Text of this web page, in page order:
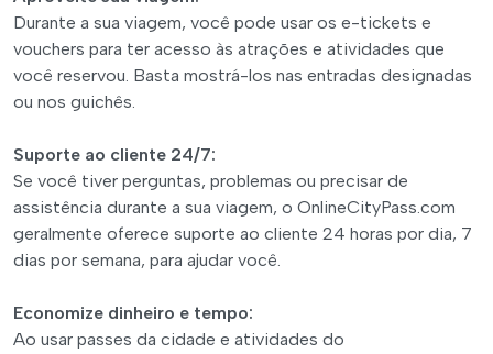
Durante a sua viagem, você pode usar os e-tickets e
vouchers para ter acesso às atrações e atividades que
você reservou. Basta mostrá-los nas entradas designadas
ou nos guichês.
Suporte ao cliente 24/7:
Se você tiver perguntas, problemas ou precisar de
assistência durante a sua viagem, o OnlineCityPass.com
geralmente oferece suporte ao cliente 24 horas por dia, 7
dias por semana, para ajudar você.
Economize dinheiro e tempo:
Ao usar passes da cidade e atividades do